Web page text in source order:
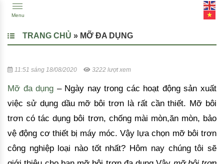
Menu
TRANG CHỦ » MỠ ĐA DỤNG
11:51 sáng 18/08/2020 3222 lượt xem
Mỡ đa dụng – Ngày nay trong các hoạt động sản xuất
việc sử dụng dầu mỡ bôi trơn là rất cần thiết. Mỡ bôi
trơn có tác dụng bôi trơn, chống mài mòn,ăn mòn, bảo
vệ động cơ thiết bị máy móc. Vậy lựa chọn mỡ bôi trơn
công nghiệp loại nào tốt nhất? Hôm nay chúng tôi sẽ